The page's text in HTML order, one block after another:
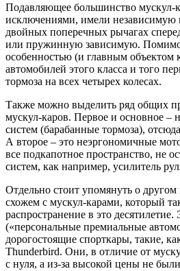
Подавляющее большинство мускул-
исключениями, имели
двойных поперечных рычагах
или пружинную зависимую. Помимо
особенностью (и главным объектом
автомобилей этого класса и того
тормоза на всех четырех колесах.
Также можно выделить ряд общих
мускул-каров. Первое и основное –
систем (барабанные тормоза),
А второе – это неэргономичные
все подкапотное пространство, не
систем, как например, усилитель
Отдельно стоит упомянуть о другом
схожем с мускул-карами, который
распространение в это
(«персональные премиальные
дорогостоящие спорткары, такие,
Thunderbird. Они, в отличие от
с нуля, а из-за высокой цены не